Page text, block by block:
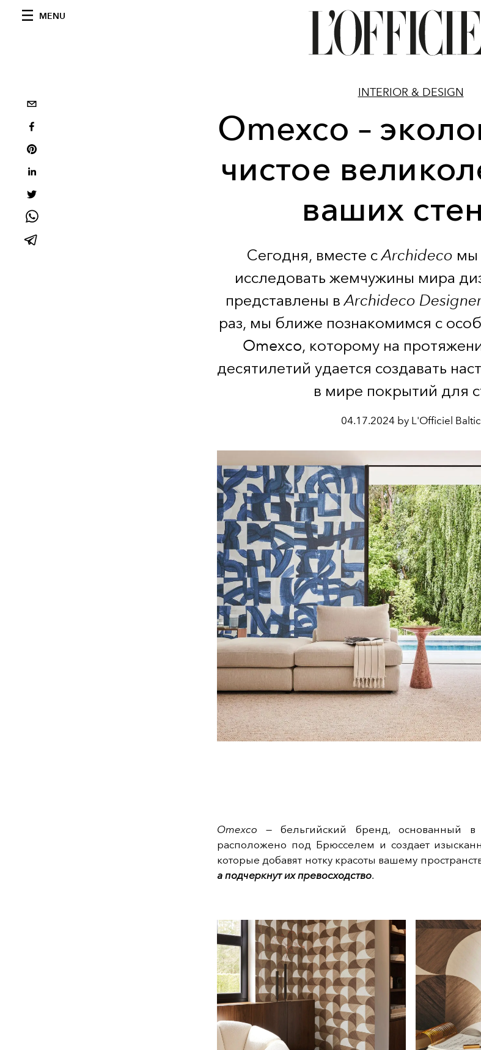
MENU
INTERIOR & DESIGN
Omexco –
чистое
ваших
Сегодня, вместе сArchideco мы
исследовать жемчужины мира
представлены вArchideco
раз, мы ближе познакомимся с
Omexco, которому на
десятилетий удается создавать
в мире покрытий для
04.17.2024 by L'Officiel Baltic
Omexco — бельгийский бренд, основанный в
расположено под Брюсселем и создает
которые добавят нотку красоты вашему
а подчеркнут их превосходство.